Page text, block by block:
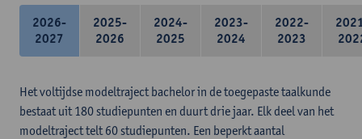
2026-
2027
2025-
2026
2024-
2025
2023-
2024
2022-
2023
Het voltijdse modeltraject bachelor in de toegepaste taalkunde
bestaat uit 180 studiepunten en duurt drie jaar. Elk deel van het
modeltraject telt 60 studiepunten. Een beperkt aantal